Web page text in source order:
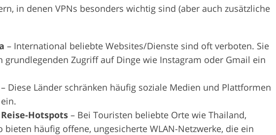
in denen VPNs besonders wichtig sind (aber auch zusätzliche
– International beliebte Websites/Dienste sind oft verboten. Sie
grundlegenden Zugriff auf Dinge wie Instagram oder Gmail ein
– Diese Länder schränken häufig soziale Medien und Plattformen
Hotspots – Bei Touristen beliebte Orte wie Thailand,
bieten häufig offene, ungesicherte WLAN-Netzwerke, die ein